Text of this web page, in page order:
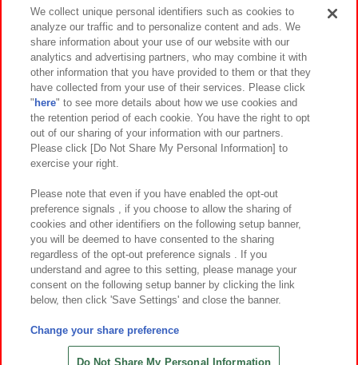
イベント・キャンペーン
関連会社 サステナビリティ サイトポリシー
プライバシーポリシー ウェブアクセシビリティ方針と検証結果
お取引先さまとともに
カスタマーハラスメント対応方針 よくあるご質問・お問い合わせ
©Bandai Namco Amusement Inc.
©Bandai Namco Amusement Lab Inc.
©HANAYASHIKI Co., Ltd. All Rights Reserved.
We collect unique personal identifiers such as cookies to
analyze our traffic and to personalize content and ads. We
share information about your use of our website with our
analytics and advertising partners, who may combine it with
other information that you have provided to them or that they
have collected from your use of their services. Please click
" here" to see more details about how we use cookies and
the retention period of each cookie. You have the right to opt
out of our sharing of your information with our partners.
Please click [Do Not Share My Personal Information] to
exercise your right.
Please note that even if you have enabled the opt-out
preference signals , if you choose to allow the sharing of
cookies and other identifiers on the following setup banner,
you will be deemed to have consented to the sharing
regardless of the opt-out preference signals . If you
understand and agree to this setting, please manage your
consent on the following setup banner by clicking the link
below, then click 'Save Settings' and close the banner.
Change your share preference
Do Not Share My Personal Information